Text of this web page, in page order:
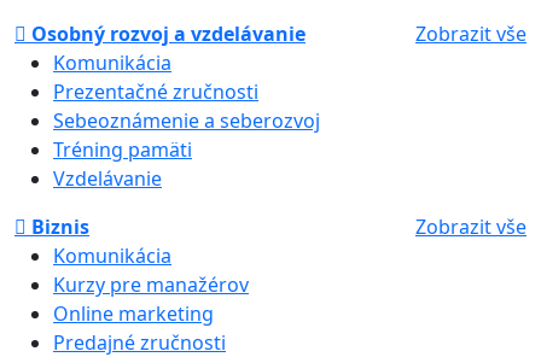
Osobný rozvoj a vzdelávanie
Zobrazit vše
Komunikácia
Prezentačné zručnosti
Sebeoznámenie a seberozvoj
Tréning pamäti
Vzdelávanie
Biznis
Zobrazit vše
Komunikácia
Kurzy pre manažérov
Online marketing
Predajné zručnosti